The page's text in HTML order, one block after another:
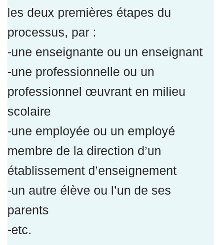
les deux premières étapes du
processus, par :
-une enseignante ou un enseignant
-une professionnelle ou un
professionnel œuvrant en milieu
scolaire
-une employée ou un employé
membre de la direction d’un
établissement d’enseignement
-un autre élève ou l’un de ses
parents
-etc.